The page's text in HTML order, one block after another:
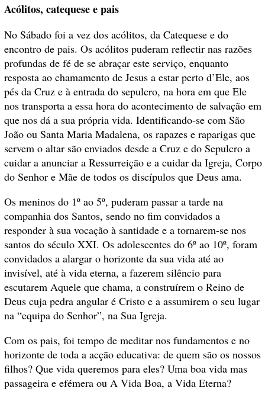
Acólitos, catequese e pais
No Sábado foi a vez dos acólitos, da Catequese e do
encontro de pais. Os acólitos puderam reflectir nas razões
profundas de fé de se abraçar este serviço, enquanto
resposta ao chamamento de Jesus a estar perto d’Ele, aos
pés da Cruz e à entrada do sepulcro, na hora em que Ele
nos transporta a essa hora do acontecimento de salvação em
que nos dá a sua própria vida. Identificando-se com São
João ou Santa Maria Madalena, os rapazes e raparigas que
servem o altar são enviados desde a Cruz e do Sepulcro a
cuidar a anunciar a Ressurreição e a cuidar da Igreja, Corpo
do Senhor e Mãe de todos os discípulos que Deus ama.
Os meninos do 1º ao 5º, puderam passar a tarde na
companhia dos Santos, sendo no fim convidados a
responder à sua vocação à santidade e a tornarem-se nos
santos do século XXI. Os adolescentes do 6º ao 10º, foram
convidados a alargar o horizonte da sua vida até ao
invisível, até à vida eterna, a fazerem silêncio para
escutarem Aquele que chama, a construírem o Reino de
Deus cuja pedra angular é Cristo e a assumirem o seu lugar
na “equipa do Senhor”, na Sua Igreja.
Com os pais, foi tempo de meditar nos fundamentos e no
horizonte de toda a acção educativa: de quem são os nossos
filhos? Que vida queremos para eles? Uma boa vida mas
passageira e efémera ou A Vida Boa, a Vida Eterna?